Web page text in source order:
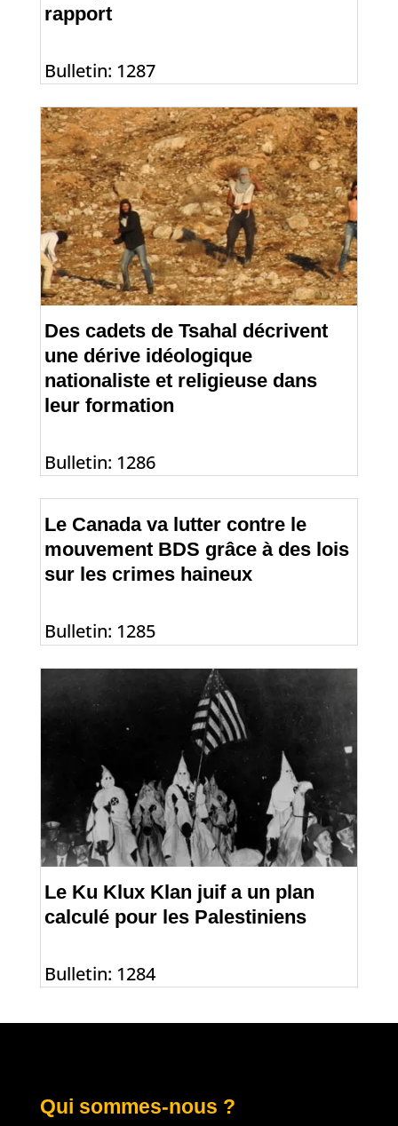
rapport
Bulletin: 1287
Des cadets de Tsahal décrivent
une dérive idéologique
nationaliste et religieuse dans
leur formation
Bulletin: 1286
Le Canada va lutter contre le
mouvement BDS grâce à des lois
sur les crimes haineux
Bulletin: 1285
Le Ku Klux Klan juif a un plan
calculé pour les Palestiniens
Bulletin: 1284
Qui sommes-nous ?